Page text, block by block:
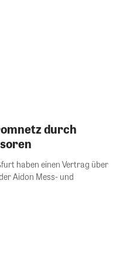
durch
haben einen Vertrag über
Aidon Mess- und